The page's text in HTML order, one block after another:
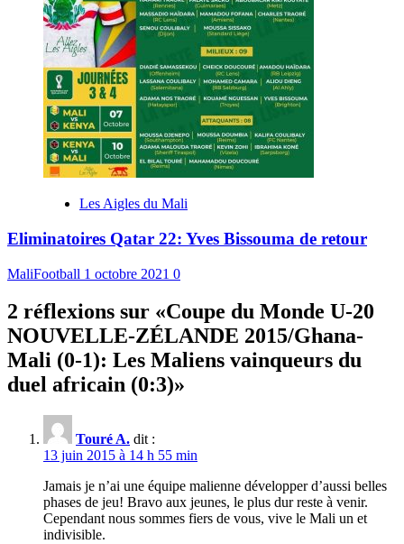
Les Aigles du Mali
Eliminatoires Qatar 22: Yves Bissouma de retour
MaliFootball 1 octobre 2021 0
2 réflexions sur «Coupe du Monde U-20
NOUVELLE-ZÉLANDE 2015/Ghana-
Mali (0-1): Les Maliens vainqueurs du
duel africain (0:3)»
Touré A. dit :
13 juin 2015 à 14 h 55 min
Jamais je n’ai une équipe malienne développer d’aussi belles
phases de jeu! Bravo aux jeunes, le plus dur reste à venir.
Cependant nous sommes fiers de vous, vive le Mali un et
indivisible.